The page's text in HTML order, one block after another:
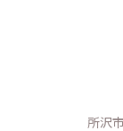
所沢